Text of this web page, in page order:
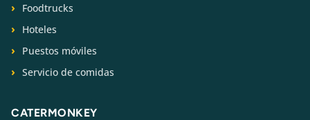
Foodtrucks
Hoteles
Puestos móviles
Servicio de comidas
CATERMONKEY